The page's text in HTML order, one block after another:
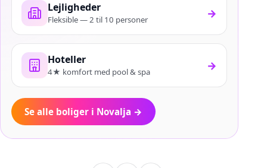
Lejligheder
Fleksible — 2 til 10 personer →
Hoteller
4★ komfort med pool & spa →
Se alle boliger i Novalja →